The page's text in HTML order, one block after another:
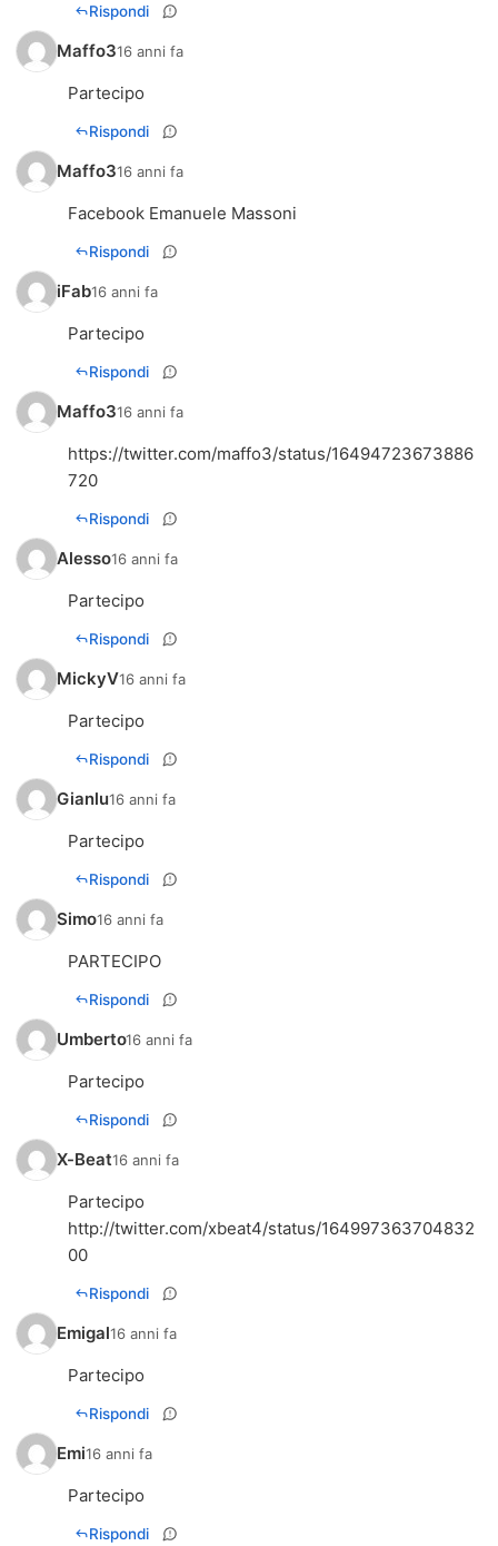
Rispondi
Maffo316 anni fa
Partecipo
Rispondi
Maffo316 anni fa
Facebook Emanuele Massoni
Rispondi
iFab16 anni fa
Partecipo
Rispondi
Maffo316 anni fa
https://twitter.com/maffo3/status/16494723673886
720
Rispondi
Alesso16 anni fa
Partecipo
Rispondi
MickyV16 anni fa
Partecipo
Rispondi
Gianlu16 anni fa
Partecipo
Rispondi
Simo16 anni fa
PARTECIPO
Rispondi
Umberto16 anni fa
Partecipo
Rispondi
X-Beat16 anni fa
http://twitter.com/xbeat4/status/164997363704832
00
Rispondi
Emigal16 anni fa
Partecipo
Rispondi
Emi16 anni fa
Partecipo
Rispondi